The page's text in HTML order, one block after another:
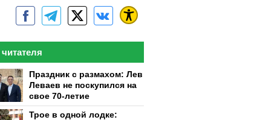
Праздник с размахом: Лев
Леваев не поскупился на
свое 70-летие
Трое в одной лодке: